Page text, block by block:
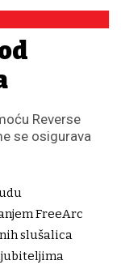
Reverse
se osigurava
FreeArc
slušalica